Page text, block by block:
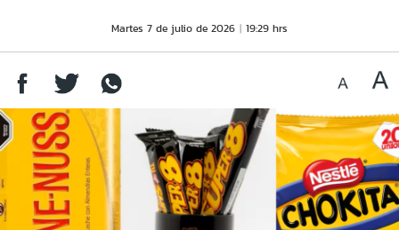
Martes 7 de julio de 2026 19:29 hrs